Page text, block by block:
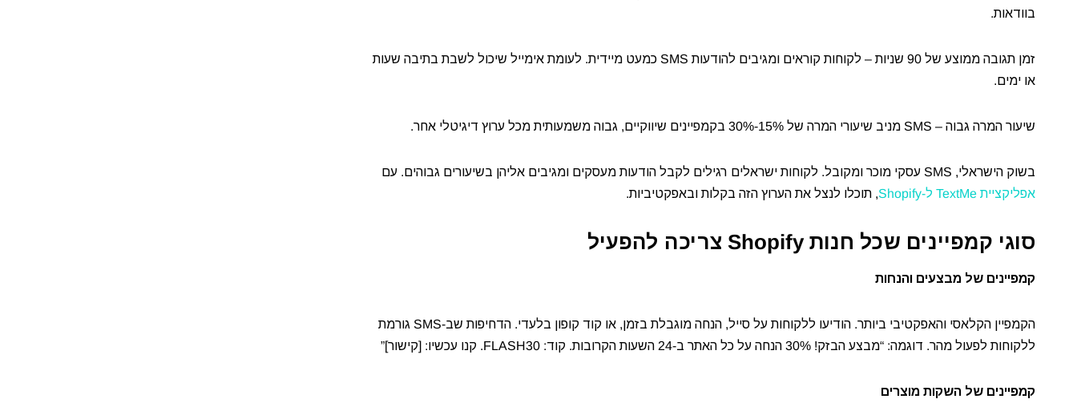
בוודאות.
זמן תגובה ממוצע של 90 שניות – לקוחות קוראים ומגיבים להודעות SMS כמעט מיידית. לעומת אימייל שיכול לשבת בתיבה שעות
או ימים.
שיעור המרה גבוה – SMS מניב שיעורי המרה של 15%-30% בקמפיינים שיווקיים, גבוה משמעותית מכל ערוץ דיגיטלי אחר.
בשוק הישראלי, SMS עסקי מוכר ומקובל. לקוחות ישראלים רגילים לקבל הודעות מעסקים ומגיבים אליהן בשיעורים גבוהים. עם
אפליקציית TextMe ל-Shopify
, תוכלו לנצל את הערוץ הזה בקלות ובאפקטיביות.
סוגי קמפיינים שכל חנות Shopify צריכה להפעיל
קמפיינים של מבצעים והנחות
הקמפיין הקלאסי והאפקטיבי ביותר. הודיעו ללקוחות על סייל, הנחה מוגבלת בזמן, או קוד קופון בלעדי. הדחיפות שב-SMS גורמת
ללקוחות לפעול מהר. דוגמה: “מבצע הבזק! 30% הנחה על כל האתר ב-24 השעות הקרובות. קוד: FLASH30. קנו עכשיו: [קישור]”
קמפיינים של השקות מוצרים